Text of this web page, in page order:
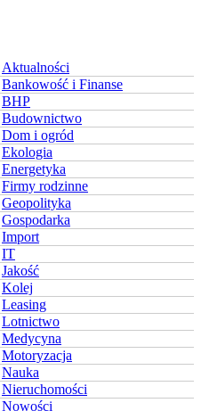
Aktualności
Bankowość i Finanse
BHP
Budownictwo
Dom i ogród
Ekologia
Energetyka
Firmy rodzinne
Geopolityka
Gospodarka
Import
IT
Jakość
Kolej
Leasing
Lotnictwo
Medycyna
Motoryzacja
Nauka
Nieruchomości
Nowości